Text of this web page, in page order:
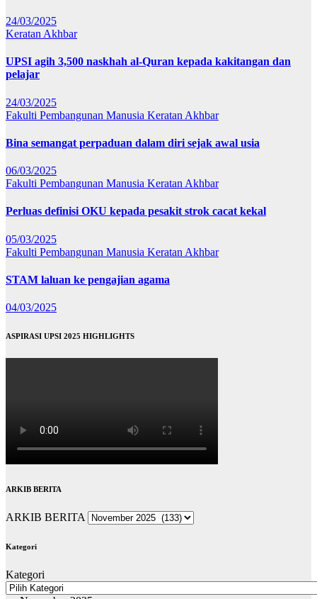
24/03/2025
Keratan Akhbar
UPSI agih 3,500 naskhah al-Quran kepada kakitangan dan
pelajar
24/03/2025
Fakulti Pembangunan Manusia Keratan Akhbar
Bina semangat perpaduan dalam diri sejak awal usia
06/03/2025
Fakulti Pembangunan Manusia Keratan Akhbar
Perluas definisi OKU kepada pesakit strok cacat kekal
05/03/2025
Fakulti Pembangunan Manusia Keratan Akhbar
STAM laluan ke pengajian agama
04/03/2025
ASPIRASI UPSI 2025 HIGHLIGHTS
ARKIB BERITA
ARKIB BERITA
Kategori
Kategori